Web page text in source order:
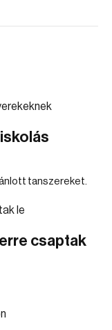
tanszereket.
csaptak